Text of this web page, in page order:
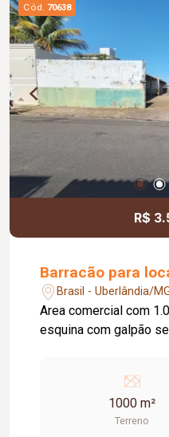
Cód. 70638
R$
Barracão para
Brasil - Uberlândia/
Area comercial com
esquina com galpão
1000 m²
Terreno